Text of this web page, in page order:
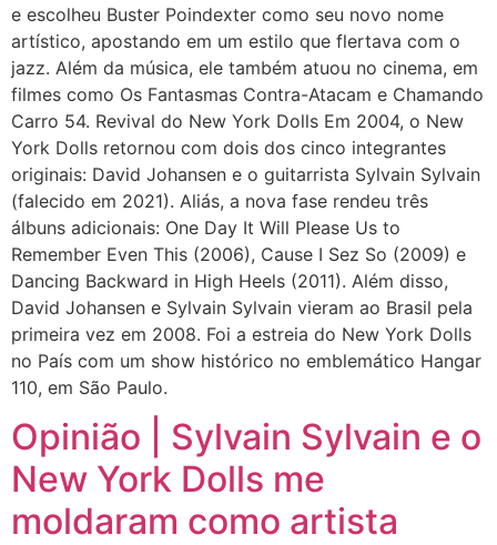
e escolheu Buster Poindexter como seu novo nome
artístico, apostando em um estilo que flertava com o
jazz. Além da música, ele também atuou no cinema, em
filmes como Os Fantasmas Contra-Atacam e Chamando
Carro 54. Revival do New York Dolls Em 2004, o New
York Dolls retornou com dois dos cinco integrantes
originais: David Johansen e o guitarrista Sylvain Sylvain
(falecido em 2021). Aliás, a nova fase rendeu três
álbuns adicionais: One Day It Will Please Us to
Remember Even This (2006), Cause I Sez So (2009) e
Dancing Backward in High Heels (2011). Além disso,
David Johansen e Sylvain Sylvain vieram ao Brasil pela
primeira vez em 2008. Foi a estreia do New York Dolls
no País com um show histórico no emblemático Hangar
110, em São Paulo.
Opinião | Sylvain Sylvain e o
New York Dolls me
moldaram como artista